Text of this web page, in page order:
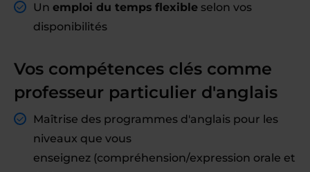
Un emploi du temps flexible selon vos
disponibilités
Vos compétences clés comme
professeur particulier d'anglais
Maîtrise des programmes d'anglais pour les
niveaux que vous
enseignez (compréhension/expression orale et